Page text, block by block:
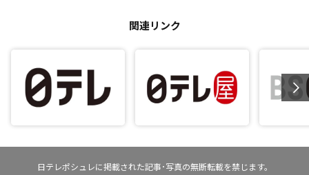
関連リンク
日テレポシュレに掲載された記事･写真の無断転載を禁じます。